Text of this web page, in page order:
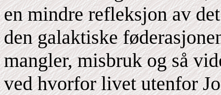
en mindre refleksjon av
den galaktiske
mangler, misbruk og så
ved hvorfor livet utenfor